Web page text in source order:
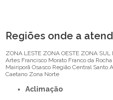
Regiões onde a
ZONA LESTE ZONA OESTE ZONA SUL
Artes Francisco Morato Franco da Rocha
Mairiporã Osasco Região Central Santo
Caetano Zona Norte
Aclimação